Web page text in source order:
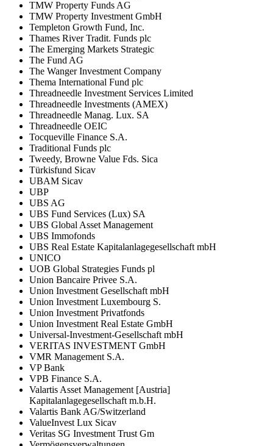
TMW Property Funds AG
TMW Property Investment GmbH
Templeton Growth Fund, Inc.
Thames River Tradit. Funds plc
The Emerging Markets Strategic
The Fund AG
The Wanger Investment Company
Thema International Fund plc
Threadneedle Investment Services Limited
Threadneedle Investments (AMEX)
Threadneedle Manag. Lux. SA
Threadneedle OEIC
Tocqueville Finance S.A.
Traditional Funds plc
Tweedy, Browne Value Fds. Sica
Türkisfund Sicav
UBAM Sicav
UBP
UBS AG
UBS Fund Services (Lux) SA
UBS Global Asset Management
UBS Immofonds
UBS Real Estate Kapitalanlagegesellschaft mbH
UNICO
UOB Global Strategies Funds pl
Union Bancaire Privee S.A.
Union Investment Gesellschaft mbH
Union Investment Luxembourg S.
Union Investment Privatfonds
Union Investment Real Estate GmbH
Universal-Investment-Gesellschaft mbH
VERITAS INVESTMENT GmbH
VMR Management S.A.
VP Bank
VPB Finance S.A.
Valartis Asset Management [Austria]
Kapitalanlagegesellschaft m.b.H.
Valartis Bank AG/Switzerland
ValueInvest Lux Sicav
Veritas SG Investment Trust Gm